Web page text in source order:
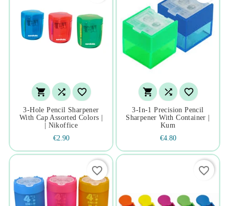
  
3-Hole Pencil Sharpener
With Cap Assorted Colors |
| Nikoffice
€2.90
  
3-In-1 Precision Pencil
Sharpener With Container |
Kum
€4.80
favorite_border favorite_border